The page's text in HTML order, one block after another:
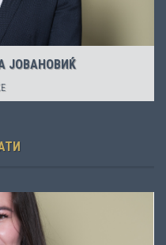
ЈОВАНОВИЌ